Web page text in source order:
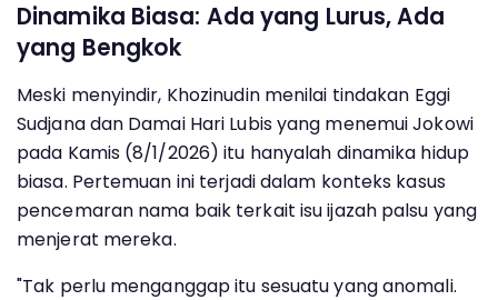
Dinamika Biasa: Ada yang Lurus, Ada
yang Bengkok
Meski menyindir, Khozinudin menilai tindakan Eggi
Sudjana dan Damai Hari Lubis yang menemui Jokowi
pada Kamis (8/1/2026) itu hanyalah dinamika hidup
biasa. Pertemuan ini terjadi dalam konteks kasus
pencemaran nama baik terkait isu ijazah palsu yang
menjerat mereka.
"Tak perlu menganggap itu sesuatu yang anomali.